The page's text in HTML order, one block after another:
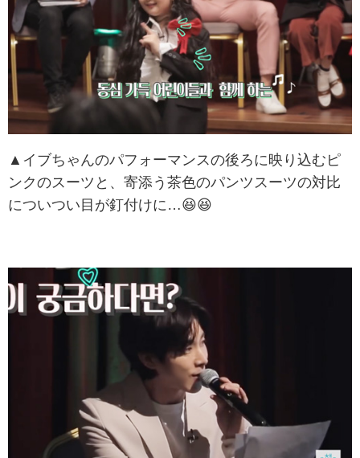
▲イブちゃんのパフォーマンスの後ろに映り込むピ
ンクのスーツと、寄添う茶色のパンツスーツの対比
についつい目が釘付けに…😆😆